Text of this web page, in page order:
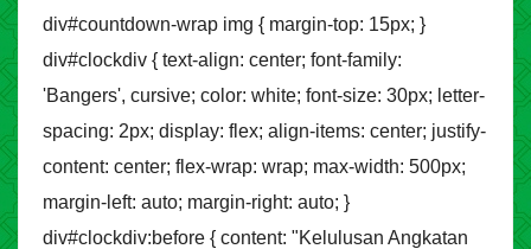
div#countdown-wrap img { margin-top: 15px; }
div#clockdiv { text-align: center; font-family:
'Bangers', cursive; color: white; font-size: 30px; letter-
spacing: 2px; display: flex; align-items: center; justify-
content: center; flex-wrap: wrap; max-width: 500px;
margin-left: auto; margin-right: auto; }
div#clockdiv:before { content: "Kelulusan Angkatan